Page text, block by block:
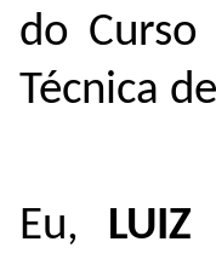
do
Técnica
Eu, LUIZ